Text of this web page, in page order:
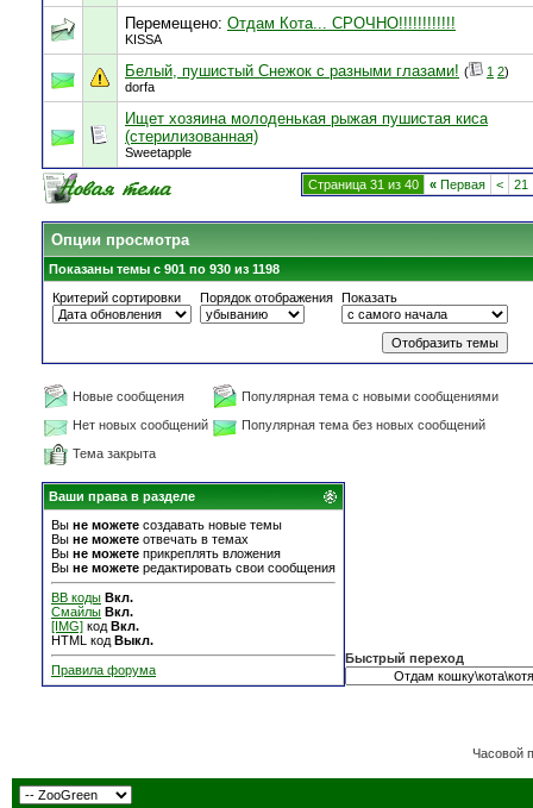
Перемещено: Отдам Кота... СРОЧНО!!!!!!!!!!!!
KISSA
Белый, пушистый Снежок с разными глазами! ( 1 2)
dorfa
Ищет хозяина молоденькая рыжая пушистая киса
(стерилизованная)
Sweetapple
Страница 31 из 40 « Первая < 21
Опции просмотра
Показаны темы с 901 по 930 из 1198
Критерий сортировки
Порядок отображения Показать
Новые сообщения
Популярная тема с новыми сообщениями
Нет новых сообщений
Популярная тема без новых сообщений
Тема закрыта
Ваши права в разделе
Вы не можете создавать новые темы
Вы не можете отвечать в темах
Вы не можете прикреплять вложения
Вы не можете редактировать свои сообщения
BB коды Вкл.
Смайлы Вкл.
[IMG] код Вкл.
HTML код Выкл.
Правила форума
Быстрый переход
Часовой